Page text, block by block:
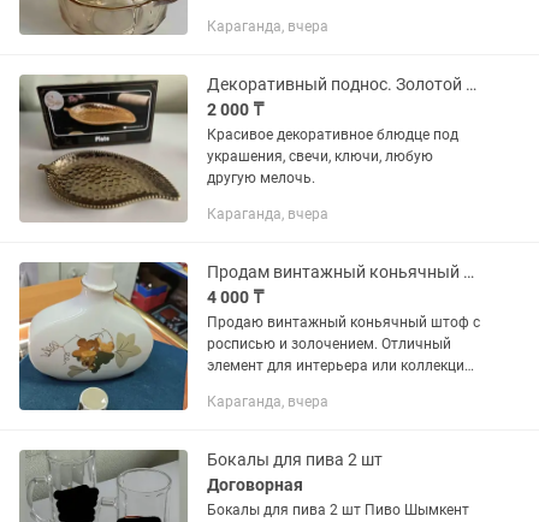
Караганда, вчера
Декоративный поднос. Золотой цвет. Подарок на Новый год
2 000 ₸
Красивое декоративное блюдце под
украшения, свечи, ключи, любую
другую мелочь.
Караганда, вчера
Продам винтажный коньячный штоф
4 000 ₸
Продаю винтажный коньячный штоф с
росписью и золочением. Отличный
элемент для интерьера или коллекции.
Караганда, вчера
Бокалы для пива 2 шт
Договорная
Бокалы для пива 2 шт Пиво Шымкент